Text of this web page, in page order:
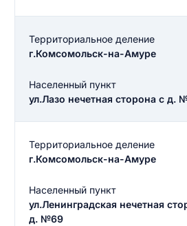
Территориальное деление
г.Комсомольск-на-Амуре
Населенный пункт
ул.Лазо нечетная сторона с д.
Территориальное деление
г.Комсомольск-на-Амуре
Населенный пункт
ул.Ленинградская нечетная
д. №69
Введите свое имя